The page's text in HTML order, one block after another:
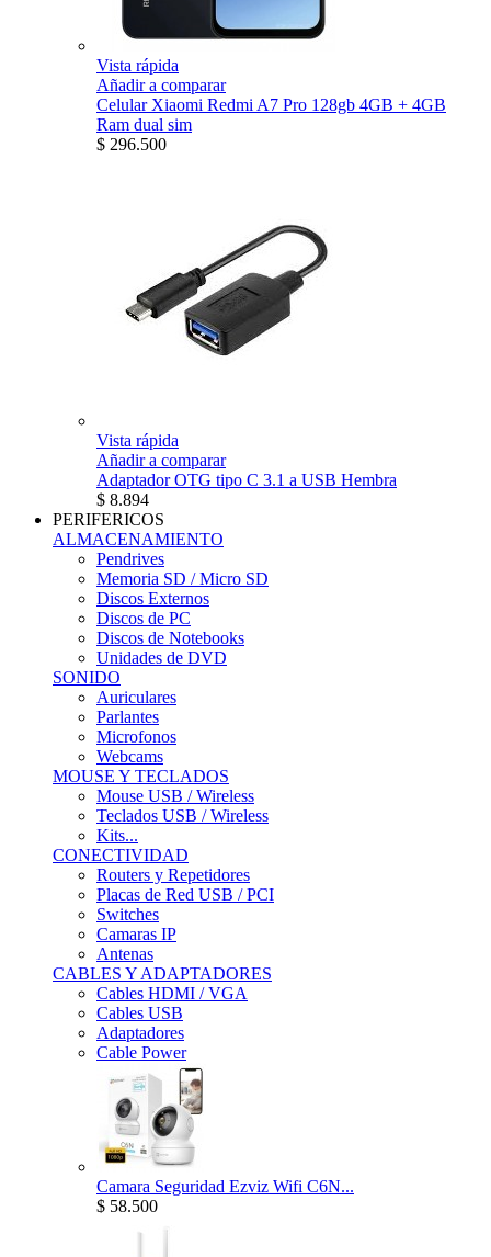
Vista rápida
Añadir a comparar
Celular Xiaomi Redmi A7 Pro 128gb 4GB + 4GB
Ram dual sim
$ 296.500
Vista rápida
Añadir a comparar
Adaptador OTG tipo C 3.1 a USB Hembra
$ 8.894
PERIFERICOS
ALMACENAMIENTO
Pendrives
Memoria SD / Micro SD
Discos Externos
Discos de PC
Discos de Notebooks
Unidades de DVD
SONIDO
Auriculares
Parlantes
Microfonos
Webcams
MOUSE Y TECLADOS
Mouse USB / Wireless
Teclados USB / Wireless
Kits...
CONECTIVIDAD
Routers y Repetidores
Placas de Red USB / PCI
Switches
Camaras IP
Antenas
CABLES Y ADAPTADORES
Cables HDMI / VGA
Cables USB
Adaptadores
Cable Power
Camara Seguridad Ezviz Wifi C6N...
$ 58.500